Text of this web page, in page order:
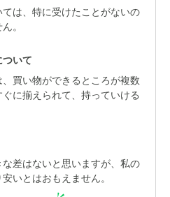
は、特に受けたことがないの
。
いて
買い物ができるところが複数
に揃えられて、持っていける
差はないと思いますが、私の
いとはおもえません。